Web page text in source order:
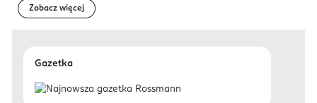
Zobacz więcej
Gazetka